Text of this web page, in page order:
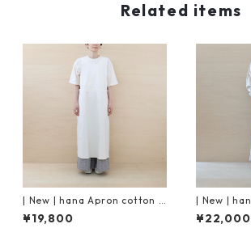
Related items
| New | hana Apron cotton |
Off White
¥19,800 ¥22,000